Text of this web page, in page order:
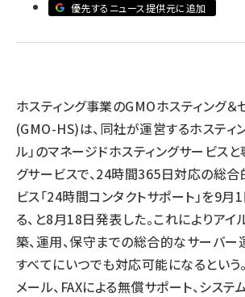
優先するニュース提供元に追加
ホスティング事業のGMOホスティング＆
(GMO-HS)は、同社が運営するホスティ
ル」のマネージドホスティングサービス
グサービスで、24時間365日対応の総合
ビス「24時間コンタクトサポート」を9
る、と8月18日発表した。これによりアイ
築、運用、保守までの総合的なサーバ
すべてにいつでも対応可能になるという
メール、FAXによる無償サポート、シス